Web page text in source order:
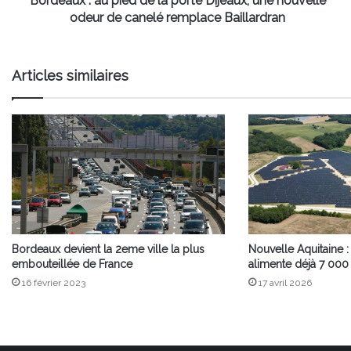
Baillardran
odeur de canelé remplace Baillardran
Articles similaires
Bordeaux devient la 2eme ville la plus
embouteillée de France
16 février 2023
Nouvelle Aquitaine
alimente déjà 7 000
17 avril 2026